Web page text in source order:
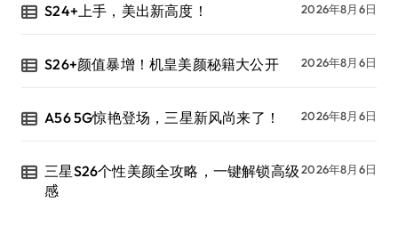
S24+上手，美出新高度！ 2026年8月6日
S26+颜值暴增！机皇美颜秘籍大公开 2026年8月6日
A56 5G惊艳登场，三星新风尚来了！ 2026年8月6日
三星S26个性美颜全攻略，一键解锁高级
感
2026年8月6日